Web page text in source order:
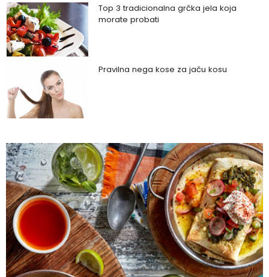
Top 3 tradicionalna grčka jela koja
morate probati
Pravilna nega kose za jaču kosu
Šta su policistični jajnici i kako rešiti ovaj
problem?
Zašto trpimo loše veze i okolnosti koje
nam štete?